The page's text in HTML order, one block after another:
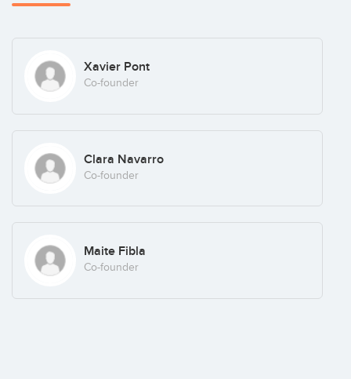
Xavier Pont
Co-founder
Clara Navarro
Co-founder
Maite Fibla
Co-founder